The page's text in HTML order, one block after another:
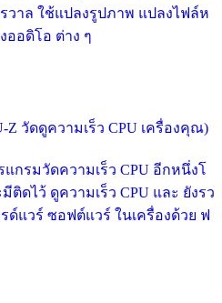
วาล ใช้แปลงรูปภาพ แปลงไฟล์ห
ออดิโอ ต่าง ๆ
Z วัดดูความเร็ว CPU เครื่องคุณ)
กรมวัดความเร็ว CPU อีกหนึ่งโ
ดไว้ ดูความเร็ว CPU และ ยังรว
ด์แวร์ ซอฟต์แวร์ ในเครื่องด้วย ฟ